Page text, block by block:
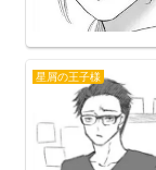
星屑の王子様